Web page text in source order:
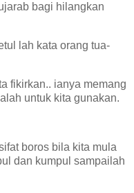
bagi hilangkan
lah kata orang tua-
fikirkan.. ianya memang
untuk kita gunakan.
boros bila kita mula
dan kumpul sampailah